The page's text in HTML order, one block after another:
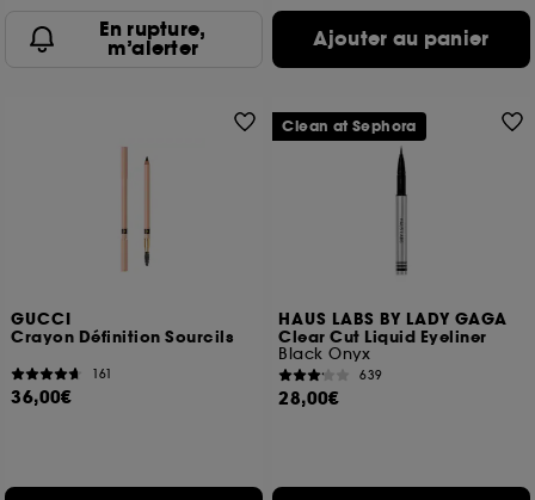
En rupture,
m’alerter Ajouter au panier
GUCCI
Crayon Définition Sourcils
161
36,00€
HAUS LABS BY LADY GAGA
Clear Cut Liquid Eyeliner
Black Onyx
639
28,00€
Clean at Sephora